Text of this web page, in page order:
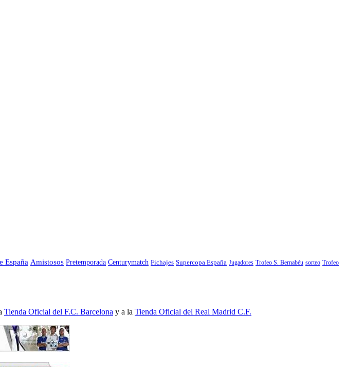
España Amistosos Pretemporada Centurymatch Fichajes Supercopa España Jugadores Trofeo S. Bernabéu sorteo Trofeo
Tienda Oficial del F.C. Barcelona y a la Tienda Oficial del Real Madrid C.F.